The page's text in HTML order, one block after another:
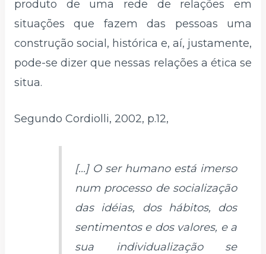
produto de uma rede de relações em
situações que fazem das pessoas uma
construção social, histórica e, aí, justamente,
pode-se dizer que nessas relações a ética se
situa.
Segundo Cordiolli, 2002, p.12,
[...] O ser humano está imerso
num processo de socialização
das idéias, dos hábitos, dos
sentimentos e dos valores, e a
sua individualização se